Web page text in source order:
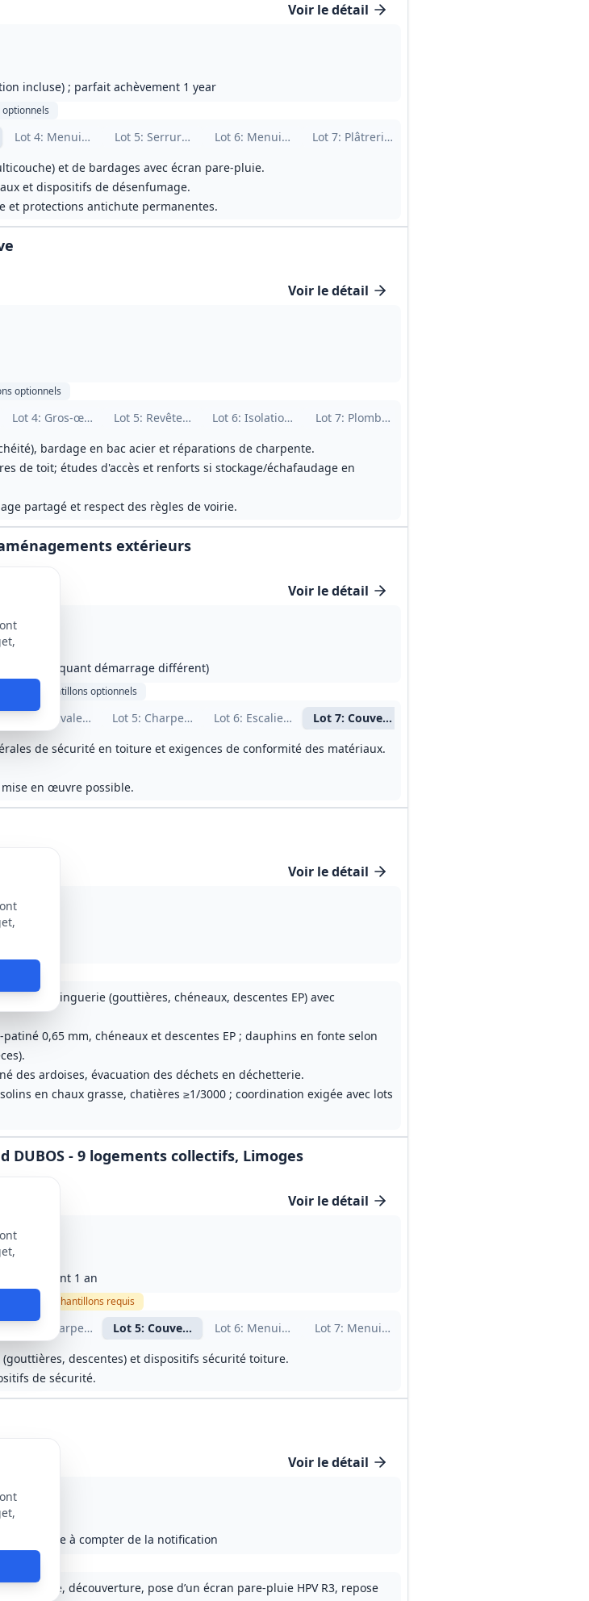
Voir le détail
/ Bardage
Lot 4: Menuiseries extérieures PVC
Lot 5: Serrurerie / Menuiserie métallique
Lot 6: Menuiseries intérieures
Lot 7: Plâtrerie / Isolation / Cloisons
et de bardages avec écran pare‑pluie.
et dispositifs de désenfumage.
et protections antichute permanentes.
incluse) ; parfait achèvement 1 year
optionnels
Voir le détail
et serrurerie
Lot 4: Gros‑œuvre et carrelage
Lot 5: Revêtements sols souples
Lot 6: Isolation soufflée
Lot 7: Plomberie et ventilation
bardage en bac acier et réparations de charpente.
de toit; études d'accès et renforts si stockage/échafaudage en
partagé et respect des règles de voirie.
optionnels
extérieurs
Voir le détail
: Ravalement Lot 5: Charpente bois
Lot 6: Escalier bois Lot 7: Couverture tuile - Zinguerie - Étanchéité
de sécurité en toiture et exigences de conformité des matériaux.
en œuvre possible.
indiquant démarrage différent)
Échantillons optionnels
Voir le détail
de la zinguerie (gouttières, chéneaux, descentes EP) avec
0,65 mm, chéneaux et descentes EP ; dauphins en fonte selon
des ardoises, évacuation des déchets en déchetterie.
en chaux grasse, chatières ≥1/3000 ; coordination exigée avec lots
congé)
- 9 logements collectifs, Limoges
Voir le détail
: Charpente bois
Lot 5: Couverture en tuiles
Lot 6: Menuiserie extérieure bois
Lot 7: Menuiserie intérieure bois
descentes) et dispositifs sécurité toiture.
de sécurité.
achèvement 1 an
Échantillons requis
Voir le détail
découverture, pose d’un écran pare‑pluie HPV R3, repose
démarrage à compter de la notification